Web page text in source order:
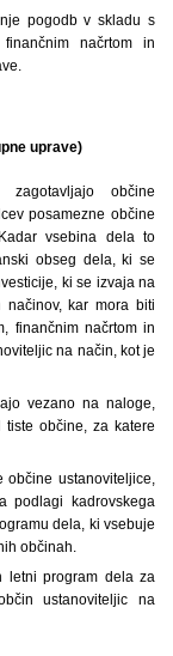
pogodb v skladu s
načrtom in
uprave)
občine
posamezne občine
vsebina dela to
obseg dela, ki se
ki se izvaja na
kar mora biti
finančnim načrtom in
na način, kot je
vezano na naloge,
občine, za katere
občine ustanoviteljice,
podlagi kadrovskega
dela, ki vsebuje
občinah.
letni program dela za
ustanoviteljic na